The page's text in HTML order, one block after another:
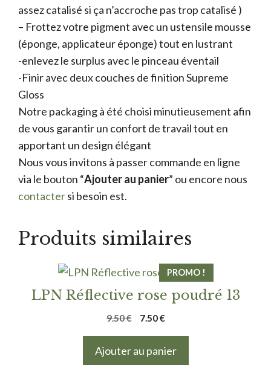
assez catalisé si ça n’accroche pas trop catalisé )
– Frottez votre pigment avec un ustensile mousse
(éponge, applicateur éponge) tout en lustrant
-enlevez le surplus avec le pinceau éventail
-Finir avec deux couches de finition Supreme
Gloss
Notre packaging à été choisi minutieusement afin
de vous garantir un confort de travail tout en
apportant un design élégant
Nous vous invitons à passer commande en ligne
via le bouton “Ajouter au panier” ou encore nous
contactersi besoin est.
Produits similaires
PROMO !
LPN Réflective rose poudré 13
9.50€
Le
7.50€Le
actuel
Ajouter au panier